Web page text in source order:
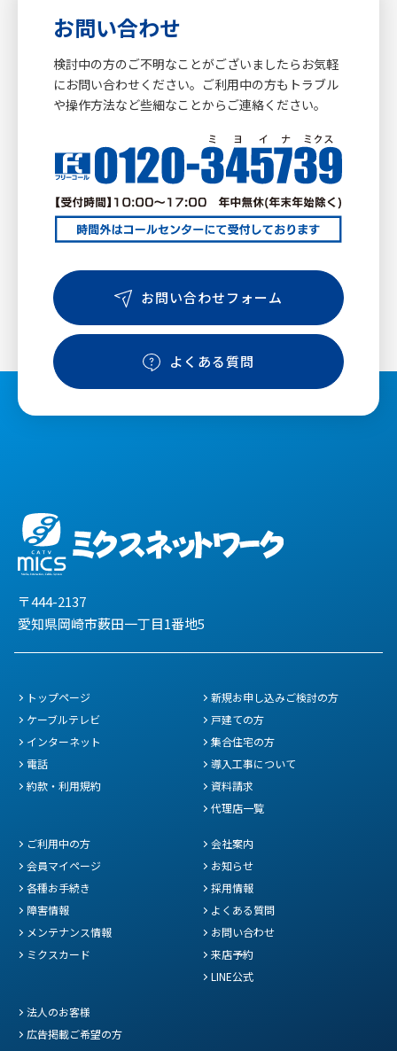
お問い合わせ
検討中の方のご不明なことがございましたらお気軽
にお問い合わせください。ご利用中の方もトラブル
や操作方法など些細なことからご連絡ください。
お問い合わせフォーム
よくある質問
〒444-2137
愛知県岡崎市薮田一丁目1番地5
トップページ
ケーブルテレビ
インターネット
電話
約款・利用規約
新規お申し込みご検討の方
戸建ての方
集合住宅の方
導入工事について
資料請求
代理店一覧
ご利用中の方
会員マイページ
各種お手続き
障害情報
メンテナンス情報
ミクスカード
会社案内
お知らせ
採用情報
よくある質問
お問い合わせ
来店予約
LINE公式
法人のお客様
広告掲載ご希望の方